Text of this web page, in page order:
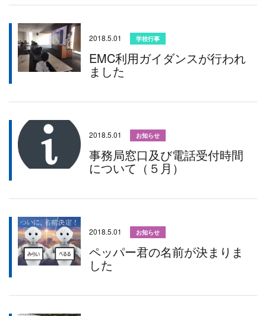
2018.5.01 学校行事
EMC利用ガイダンスが行われ
ました
2018.5.01 お知らせ
事務局窓口及び電話受付時間
について（５月）
2018.5.01 お知らせ
ペッパー君の名前が決まりま
した